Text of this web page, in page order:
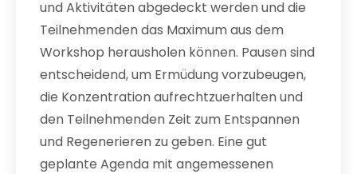
und Aktivitäten abgedeckt werden und die
Teilnehmenden das Maximum aus dem
Workshop herausholen können. Pausen sind
entscheidend, um Ermüdung vorzubeugen,
die Konzentration aufrechtzuerhalten und
den Teilnehmenden Zeit zum Entspannen
und Regenerieren zu geben. Eine gut
geplante Agenda mit angemessenen